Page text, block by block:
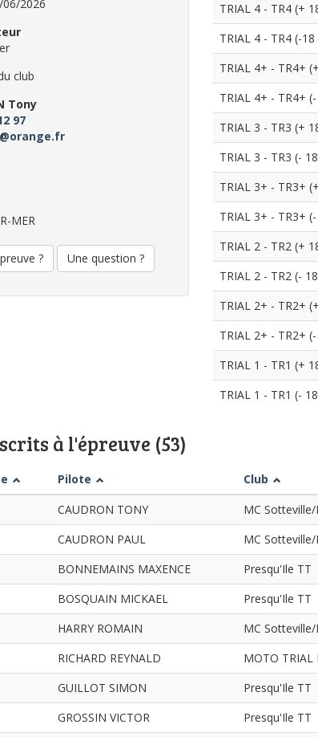
2026
club
Tony
97
MER
? Une question ?
TRIAL 4 - TR4 (+
TRIAL 4 - TR4 (-18
TRIAL 4+ - TR4+
TRIAL 4+ - TR4+
TRIAL 3 - TR3 (+
TRIAL 3 - TR3 (-
TRIAL 3+ - TR3+
TRIAL 3+ - TR3+
TRIAL 2 - TR2 (+
TRIAL 2 - TR2 (-
TRIAL 2+ - TR2+
TRIAL 2+ - TR2+
TRIAL 1 - TR1 (+
TRIAL 1 - TR1 (-
à l'épreuve (53)
Pilote Club
CAUDRON TONY MC
CAUDRON PAUL MC
BONNEMAINS MAXENCE Presqu'Ile TT
BOSQUAIN MICKAEL Presqu'Ile TT
HARRY ROMAIN MC
RICHARD REYNALD MOTO TRIAL
GUILLOT SIMON Presqu'Ile TT
GROSSIN VICTOR Presqu'Ile TT